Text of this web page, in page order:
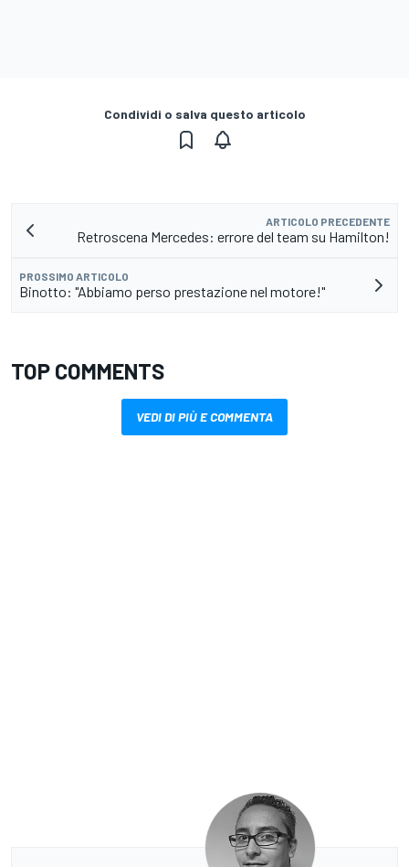
Condividi o salva questo articolo
ARTICOLO PRECEDENTE
Retroscena Mercedes: errore del team su Hamilton!
PROSSIMO ARTICOLO
Binotto: "Abbiamo perso prestazione nel motore!"
TOP COMMENTS
VEDI DI PIÙ E COMMENTA